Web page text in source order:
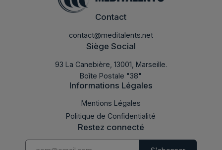
LABMED 2018
Contact
contact@meditalents.net
Siège Social
93 La Canebière, 13001, Marseille.
Boîte Postale "38"
Informations Légales
Mentions Légales
Politique de Confidentialité
Restez connecté